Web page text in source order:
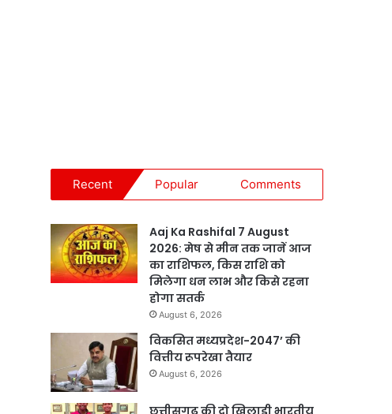
Recent Popular Comments
Aaj Ka Rashifal 7 August
2026: मेष से मीन तक जानें आज
का राशिफल, किस राशि को
मिलेगा धन लाभ और किसे रहना
होगा सतर्क
August 6, 2026
विकसित मध्यप्रदेश-2047’ की
वित्तीय रूपरेखा तैयार
August 6, 2026
छत्तीसगढ़ की दो खिलाड़ी भारतीय